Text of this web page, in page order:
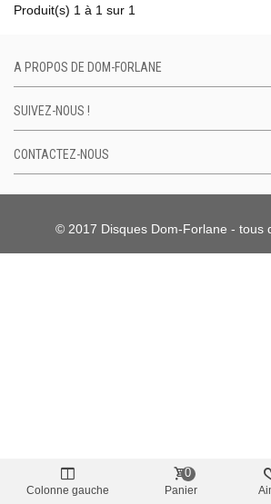
Produit(s) 1 à 1 sur 1
A PROPOS DE DOM-FORLANE
SUIVEZ-NOUS !
CONTACTEZ-NOUS
© 2017 Disques Dom-Forlane - tous
Colonne gauche Panier
0